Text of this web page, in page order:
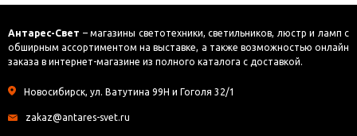
Антарес-Свет – магазины светотехники, светильников, люстр и ламп с
обширным ассортиментом на выставке, а также возможностью онлайн
заказа в интернет-магазине из полного каталога с доставкой.
Новосибирск, ул. Ватутина 99Н и Гоголя 32/1
zakaz@antares-svet.ru